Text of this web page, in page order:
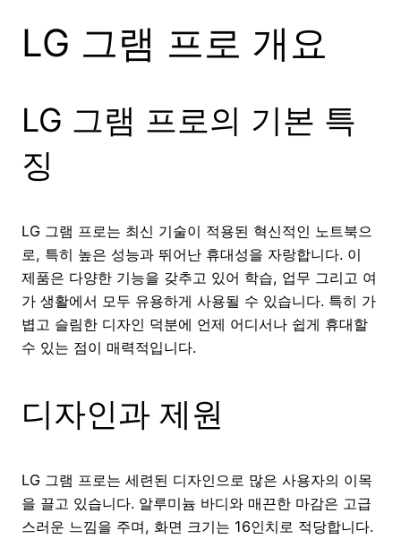
LG 그램 프로 개요
LG 그램 프로의 기본 특
징
LG 그램 프로는 최신 기술이 적용된 혁신적인 노트북으
로, 특히 높은 성능과 뛰어난 휴대성을 자랑합니다. 이
제품은 다양한 기능을 갖추고 있어 학습, 업무 그리고 여
가 생활에서 모두 유용하게 사용될 수 있습니다. 특히 가
볍고 슬림한 디자인 덕분에 언제 어디서나 쉽게 휴대할
수 있는 점이 매력적입니다.
디자인과 제원
LG 그램 프로는 세련된 디자인으로 많은 사용자의 이목
을 끌고 있습니다. 알루미늄 바디와 매끈한 마감은 고급
스러운 느낌을 주며, 화면 크기는 16인치로 적당합니다.